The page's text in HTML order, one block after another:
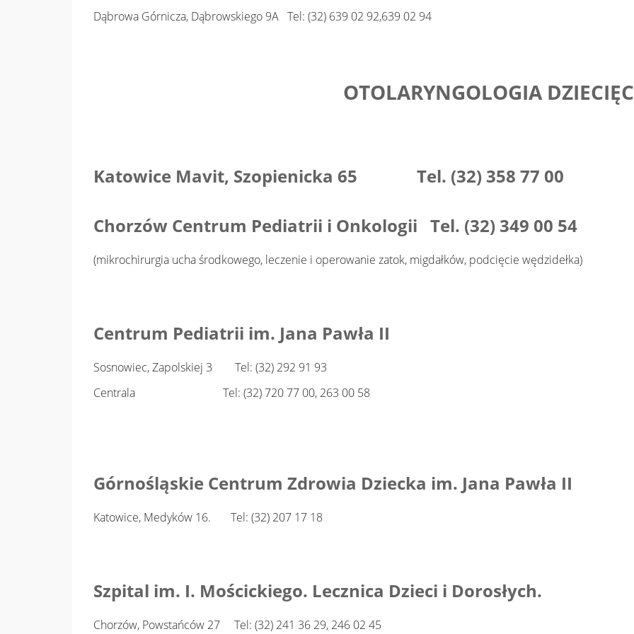
Dąbrowa Górnicza, Dąbrowskiego 9A Tel: (32) 639 02 92,639 02 94
OTOLARYNGOLOGIA
Katowice Mavit, Szopienicka 65 Tel. (32) 358 77 00
Chorzów Centrum Pediatrii i Onkologii Tel. (32) 349 00 54
(mikrochirurgia ucha środkowego, leczenie i operowanie zatok, migdałków, podcięcie wędzidełka)
Centrum Pediatrii im. Jana Pawła II
Sosnowiec, Zapolskiej 3 Tel: (32) 292 91 93
Centrala Tel: (32) 720 77 00, 263 00 58
Górnośląskie Centrum Zdrowia Dziecka im. Jana Pawła II
Katowice, Medyków 16. Tel: (32) 207 17 18
Szpital im. I. Mościckiego. Lecznica Dzieci i Dorosłych.
Chorzów, Powstańców 27 Tel: (32) 241 36 29, 246 02 45